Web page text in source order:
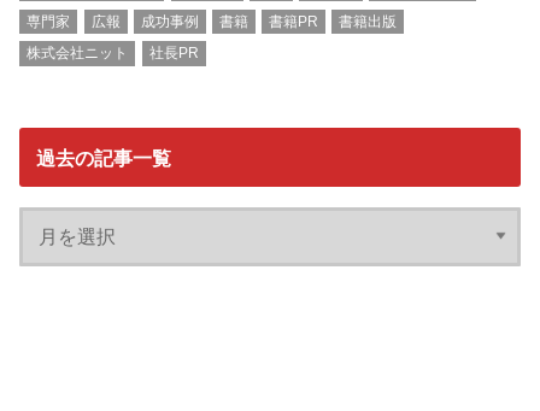
専門家
広報 成功事例 書籍 書籍PR
書籍出版
株式会社ニット
社長PR
過去の記事一覧